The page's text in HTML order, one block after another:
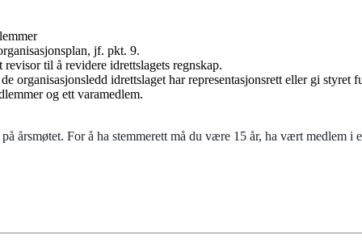
jf. pkt. 9.
til å revidere idrettslagets regnskap.
organisasjonsledd idrettslaget har representasjonsrett eller gi styret
og ett varamedlem.
årsmøtet. For å ha stemmerett må du være 15 år, ha vært medlem i